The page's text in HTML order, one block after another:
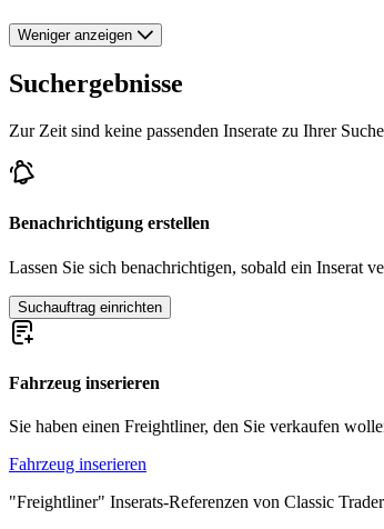
Weniger anzeigen
Suchergebnisse
Zur Zeit sind keine passenden Inserate zu Ihrer
Benachrichtigung erstellen
Lassen Sie sich benachrichtigen, sobald ein Inserat
Suchauftrag einrichten
Fahrzeug inserieren
Sie haben einen Freightliner, den Sie verkaufen
Fahrzeug inserieren
"Freightliner" Inserats-Referenzen von Classic Trader